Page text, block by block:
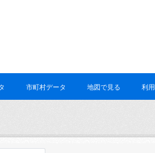
市町村データ 地図で見る 利